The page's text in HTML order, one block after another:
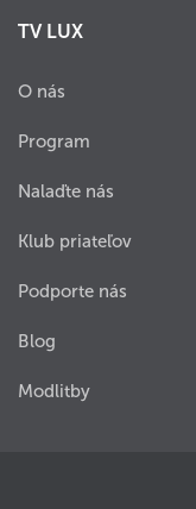
TV LUX
O nás
Program
Nalaďte nás
Klub priateľov
Podporte nás
Blog
Modlitby